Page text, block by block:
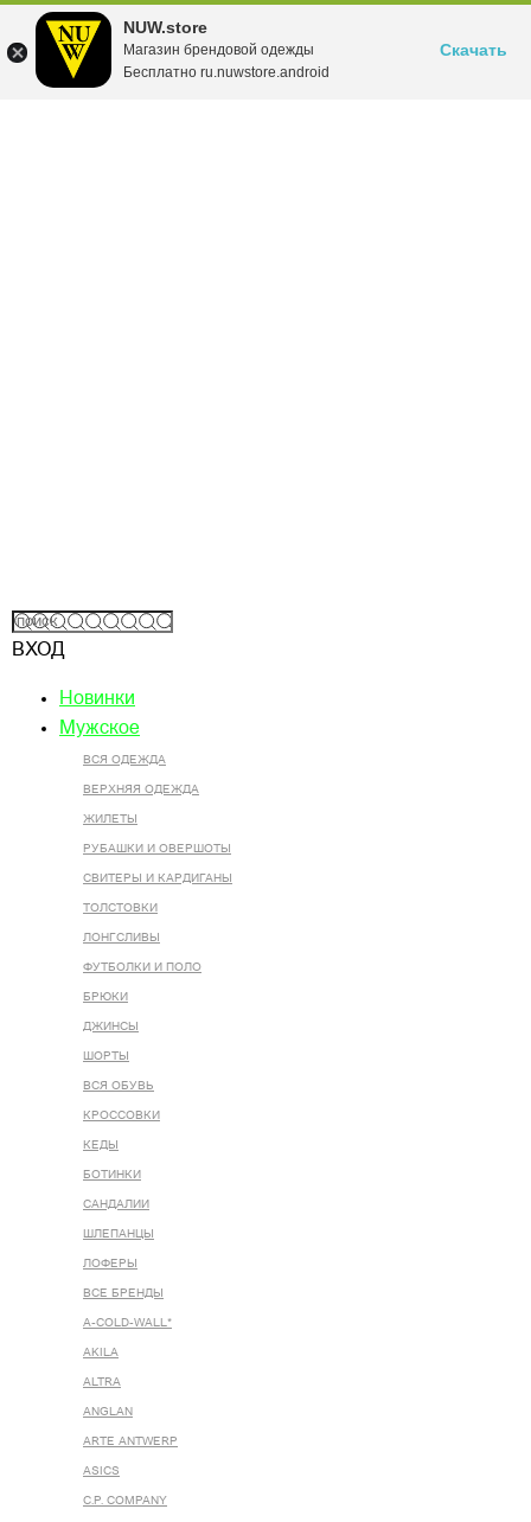
NUW.store
Магазин брендовой одежды
Бесплатно ru.nuwstore.android
Скачать
ВХОД
Новинки
Мужское
ВСЯ ОДЕЖДА
ВЕРХНЯЯ ОДЕЖДА
ЖИЛЕТЫ
РУБАШКИ И ОВЕРШОТЫ
СВИТЕРЫ И КАРДИГАНЫ
ТОЛСТОВКИ
ЛОНГСЛИВЫ
ФУТБОЛКИ И ПОЛО
БРЮКИ
ДЖИНСЫ
ШОРТЫ
ВСЯ ОБУВЬ
КРОССОВКИ
КЕДЫ
БОТИНКИ
САНДАЛИИ
ШЛЕПАНЦЫ
ЛОФЕРЫ
ВСЕ БРЕНДЫ
A-COLD-WALL*
AKILA
ALTRA
ANGLAN
ARTE ANTWERP
ASICS
C.P. COMPANY